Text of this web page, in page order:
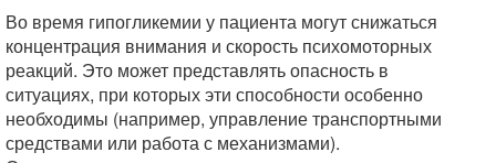
Во время гипогликемии у пациента могут снижаться
концентрация внимания и скорость психомоторных
реакций. Это может представлять опасность в
ситуациях, при которых эти способности особенно
необходимы (например, управление транспортными
средствами или работа с механизмами).